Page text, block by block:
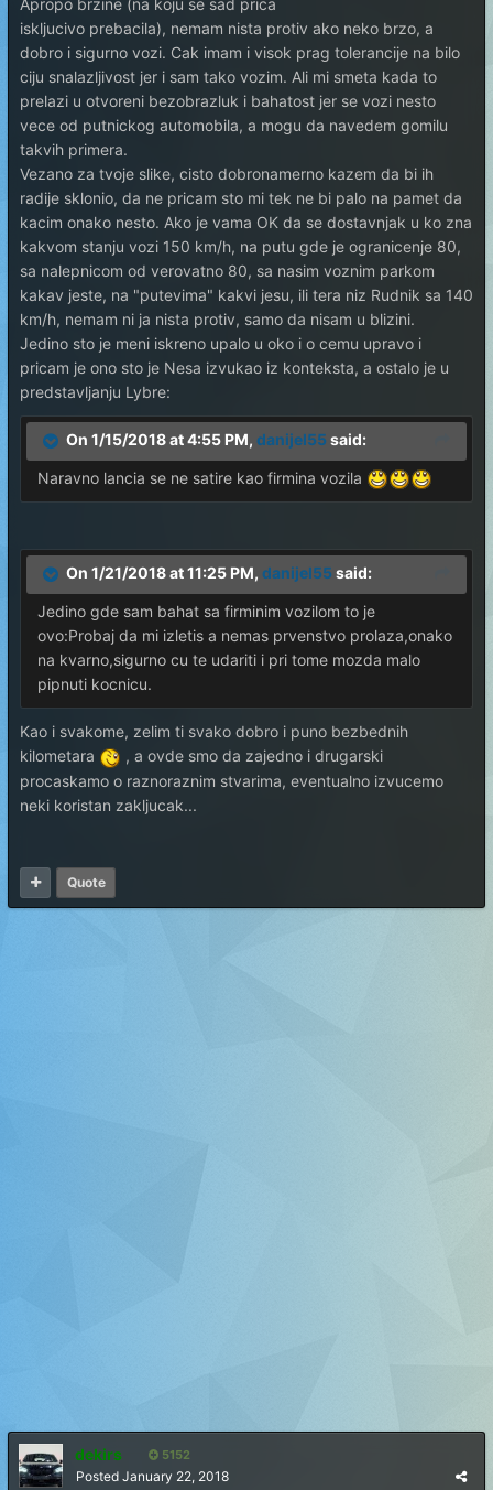
Apropo brzine (na koju se sad prica
iskljucivo prebacila), nemam nista protiv ako neko brzo, a
dobro i sigurno vozi. Cak imam i visok prag tolerancije na bilo
ciju snalazljivost jer i sam tako vozim. Ali mi smeta kada to
prelazi u otvoreni bezobrazluk i bahatost jer se vozi nesto
vece od putnickog automobila, a mogu da navedem gomilu
takvih primera.
Vezano za tvoje slike, cisto dobronamerno kazem da bi ih
radije sklonio, da ne pricam sto mi tek ne bi palo na pamet da
kacim onako nesto. Ako je vama OK da se dostavnjak u ko zna
kakvom stanju vozi 150 km/h, na putu gde je ogranicenje 80,
sa nalepnicom od verovatno 80, sa nasim voznim parkom
kakav jeste, na "putevima" kakvi jesu, ili tera niz Rudnik sa 140
km/h, nemam ni ja nista protiv, samo da nisam u blizini.
Jedino sto je meni iskreno upalo u oko i o cemu upravo i
pricam je ono sto je Nesa izvukao iz konteksta, a ostalo je u
predstavljanju Lybre:
On 1/15/2018 at 4:55 PM, danijel55 said:
Naravno lancia se ne satire kao firmina vozila
On 1/21/2018 at 11:25 PM, danijel55 said:
Jedino gde sam bahat sa firminim vozilom to je
ovo:Probaj da mi izletis a nemas prvenstvo prolaza,onako
na kvarno,sigurno cu te udariti i pri tome mozda malo
pipnuti kocnicu.
Kao i svakome, zelim ti svako dobro i puno bezbednih
kilometara
, a ovde smo da zajedno i drugarski
procaskamo o raznoraznim stvarima, eventualno izvucemo
neki koristan zakljucak...
Quote
dekirs 5152
Posted January 22, 2018